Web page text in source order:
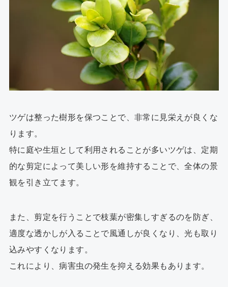
ツゲは整った樹形を保つことで、非常に見栄えが良くな
ります。
特に庭や生垣として利用されることが多いツゲは、定期
的な剪定によって美しい形を維持することで、全体の景
観を引き立てます。
また、剪定を行うことで枝葉が密集しすぎるのを防ぎ、
適度な透かしが入ることで風通しが良くなり、光も取り
込みやすくなります。
これにより、病害虫の発生を抑える効果もあります。